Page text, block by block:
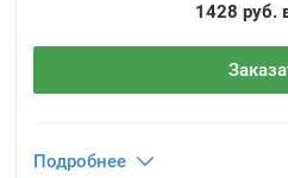
1428 руб.
Подробнее